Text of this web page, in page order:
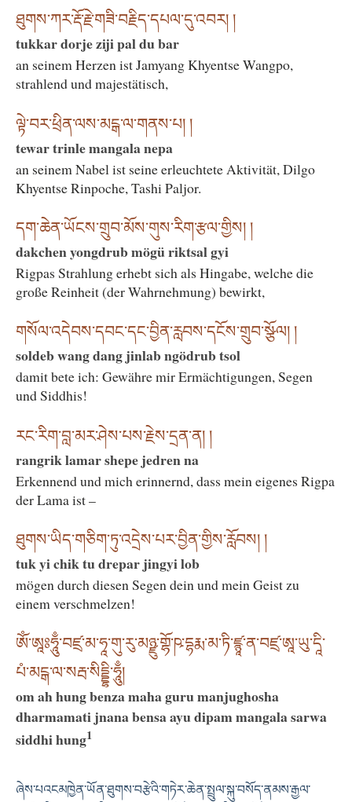
ཐུགས་ཀར་རྡོ་རྗེ་གཟི་བརྗིད་དཔལ་དུ་འབར། །
tukkar dorje ziji pal du bar
an seinem Herzen ist Jamyang Khyentse Wangpo,
strahlend und majestätisch,
ལྟེ་བར་ཕྲིན་ལས་མངྒ་ལ་གནས་པ། །
tewar trinle mangala nepa
an seinem Nabel ist seine erleuchtete Aktivität, Dilgo
Khyentse Rinpoche, Tashi Paljor.
དག་ཆེན་ཡོངས་གྲུབ་མོས་གུས་རིག་རྩལ་གྱིས། །
dakchen yongdrub mögü riktsal gyi
Rigpas Strahlung erhebt sich als Hingabe, welche die
große Reinheit (der Wahrnehmung) bewirkt,
གསོལ་འདེབས་དབང་དང་བྱིན་རླབས་དངོས་གྲུབ་སྩོལ། །
soldeb wang dang jinlab ngödrub tsol
damit bete ich: Gewähre mir Ermächtigungen, Segen
und Siddhis!
རང་རིག་བླ་མར་ཤེས་པས་རྗེས་དྲན་ན། །
rangrik lamar shepe jedren na
Erkennend und mich erinnernd, dass mein eigenes Rigpa
der Lama ist –
ཐུགས་ཡིད་གཅིག་ཏུ་འདྲེས་པར་བྱིན་གྱིས་རློབས། །
tuk yi chik tu drepar jingyi lob
mögen durch diesen Segen dein und mein Geist zu
einem verschmelzen!
ཨོཾ་ཨཱཿཧཱུྃ་བཛྲ་མ་ཧཱ་གུ་རུ་མཉྫུ་གྷོ་ཥ་དྷརྨ་མ་ཏི་ཛྙཱ་ན་བཛྲ་ཨཱ་ཡུ་དཱི་
པཾ་མངྒ་ལ་སརྦ་སིདྡྷི་ཧཱུྃ།
om ah hung benza maha guru manjughosha
dharmamati jnana bensa ayu dipam mangala sarwa
siddhi hung1
ཞེས་པའངམཁྱེན་ཡོན་ཐུགས་བརྩེའི་གཏེར་ཆེན་སྤྲུལ་སྐུ་བསོད་ནམས་རྒྱལ་